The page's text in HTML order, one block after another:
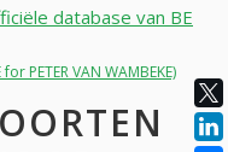
database van BE
PETER VAN WAMBEKE)